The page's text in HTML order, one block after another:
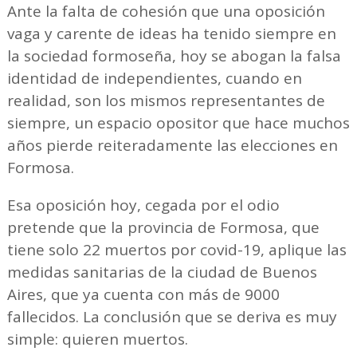
Ante la falta de cohesión que una oposición
vaga y carente de ideas ha tenido siempre en
la sociedad formoseña, hoy se abogan la falsa
identidad de independientes, cuando en
realidad, son los mismos representantes de
siempre, un espacio opositor que hace muchos
años pierde reiteradamente las elecciones en
Formosa.
Esa oposición hoy, cegada por el odio
pretende que la provincia de Formosa, que
tiene solo 22 muertos por covid-19, aplique las
medidas sanitarias de la ciudad de Buenos
Aires, que ya cuenta con más de 9000
fallecidos. La conclusión que se deriva es muy
simple: quieren muertos.